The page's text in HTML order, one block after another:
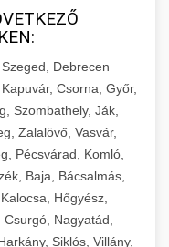
Debrecen
Csorna, Győr,
Szombathely, Ják,
Zalalövő, Vasvár,
Pécsvárad, Komló,
Baja, Bácsalmás,
Hőgyész,
Nagyatád,
Siklós, Villány,